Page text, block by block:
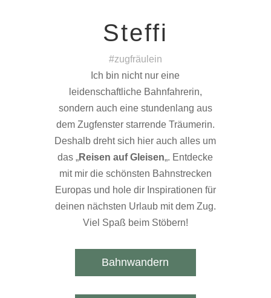
Steffi
#zugfräulein
Ich bin nicht nur eine
leidenschaftliche Bahnfahrerin,
sondern auch eine stundenlang aus
dem Zugfenster starrende Träumerin.
Deshalb dreht sich hier auch alles um
das „Reisen auf Gleisen„. Entdecke
mit mir die schönsten Bahnstrecken
Europas und hole dir Inspirationen für
deinen nächsten Urlaub mit dem Zug.
Viel Spaß beim Stöbern!
Bahnwandern